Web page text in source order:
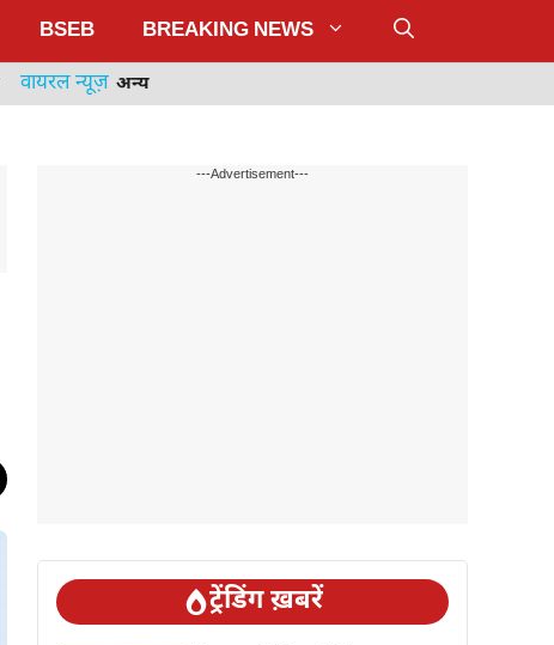
BSEB BREAKING NEWS
वायरल न्यूज़ अन्य
---Advertisement---
ट्रेंडिंग ख़बरें